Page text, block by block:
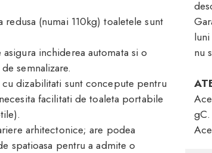
(numai 110kg) toaletele sunt
inchiderea automata si o
semnalizare.
dizabilitati sunt concepute pentru
facilitati de toaleta portabile
arhitectonice; are podea
spatioasa pentru a admite o
nu
gC.